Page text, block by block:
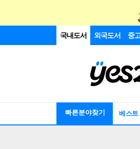
국내도서 외국도서 중
빠른분야찾기 베스트